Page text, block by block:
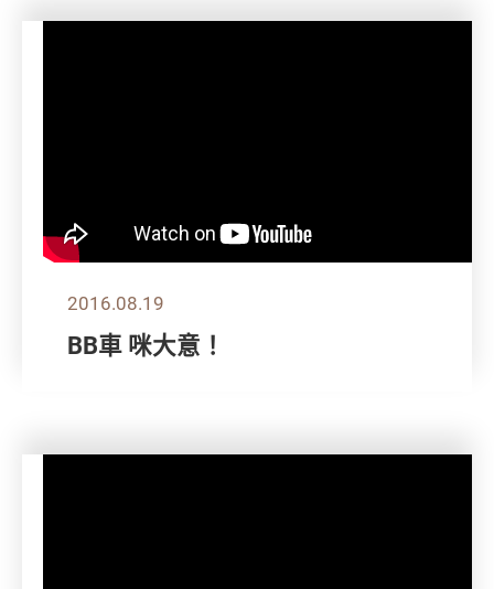
2016.08.19
BB車 咪大意！